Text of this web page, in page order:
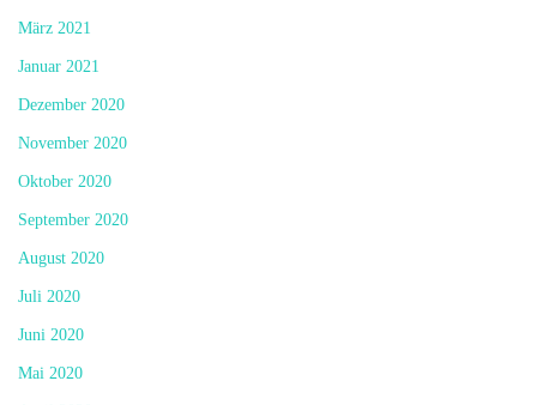
März 2021
Januar 2021
Dezember 2020
November 2020
Oktober 2020
September 2020
August 2020
Juli 2020
Juni 2020
Mai 2020